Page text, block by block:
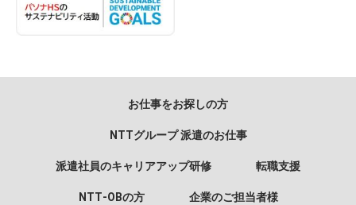
お仕事をお探しの方
NTTグループ 派遣のお仕事
派遣社員のキャリアアップ研修 転職支援
NTT‐OBの方 企業のご担当者様